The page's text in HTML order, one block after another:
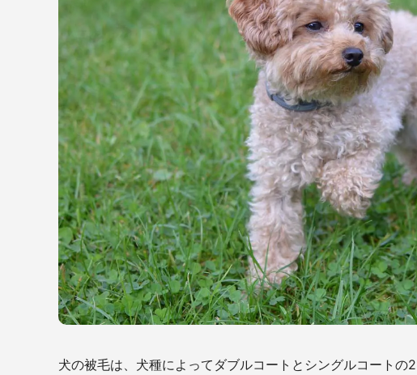
犬の被毛は、犬種によってダブルコートとシングルコートの2